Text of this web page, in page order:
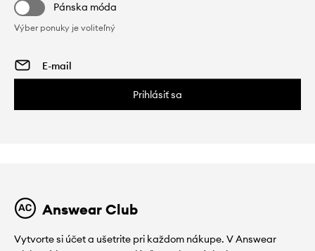
Pánska móda
Výber ponuky je voliteľný
Prihlásiť sa
Answear Club
Vytvorte si účet a ušetrite pri každom nákupe. V Answear